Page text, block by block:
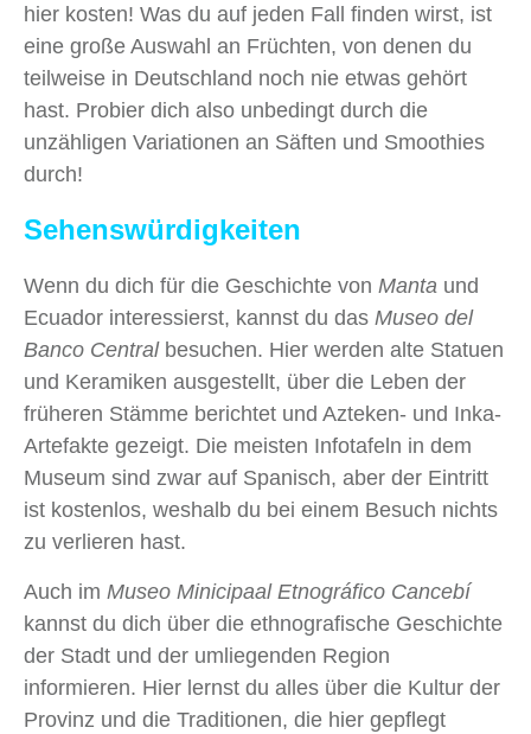
hier kosten! Was du auf jeden Fall finden wirst, ist
eine große Auswahl an Früchten, von denen du
teilweise in Deutschland noch nie etwas gehört
hast. Probier dich also unbedingt durch die
unzähligen Variationen an Säften und Smoothies
durch!
Sehenswürdigkeiten
Wenn du dich für die Geschichte von Manta und
Ecuador interessierst, kannst du das Museo del
Banco Centralbesuchen. Hier werden alte Statuen
und Keramiken ausgestellt, über die Leben der
früheren Stämme berichtet und Azteken- und Inka-
Artefakte gezeigt. Die meisten Infotafeln in dem
Museum sind zwar auf Spanisch, aber der Eintritt
ist kostenlos, weshalb du bei einem Besuch nichts
zu verlieren hast.
Auch im Museo Minicipaal Etnográfico Cancebí
kannst du dich über die ethnografische Geschichte
der Stadt und der umliegenden Region
informieren. Hier lernst du alles über die Kultur der
Provinz und die Traditionen, die hier gepflegt